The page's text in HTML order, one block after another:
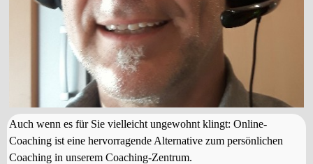
Auch wenn es für Sie vielleicht ungewohnt klingt: Online-
Coaching ist eine hervorragende Alternative zum persönlichen
Coaching in unserem Coaching-Zentrum.